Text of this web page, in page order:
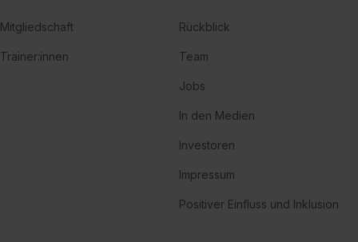
Mitgliedschaft
Trainer:innen
Rückblick
Team
Jobs
In den Medien
Investoren
Impressum
Positiver Einfluss und Inklusion